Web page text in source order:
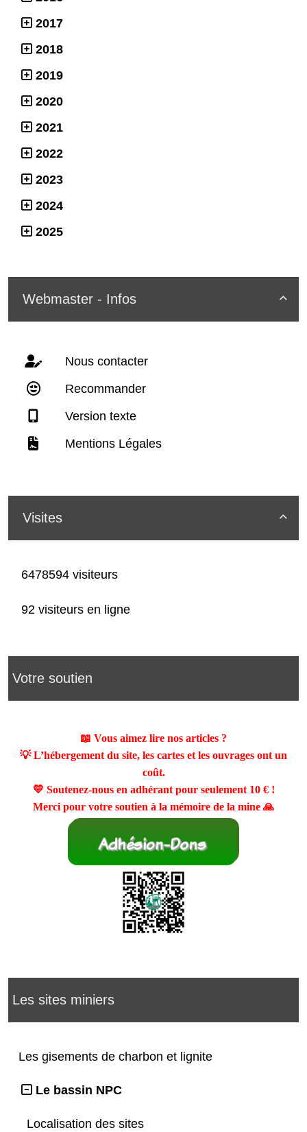
2017
2018
2019
2020
2021
2022
2023
2024
2025

Webmaster - Infos
Nous contacter
Recommander
Version texte
Mentions Légales

Visites
6478594 visiteurs
92 visiteurs en ligne
Votre soutien
📖 Vous aimez lire nos articles ?
💡 L’hébergement du site, les cartes et les ouvrages ont un
coût.
💛 Soutenez-nous en adhérant pour seulement 10 €!
Merci pour votre soutien à la mémoire de la mine 🙏
Les sites miniers
Les gisements de charbon et lignite
Le bassin NPC
Localisation des sites